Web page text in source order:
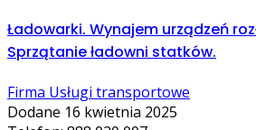
Ładowarki. Wynajem urządzeń
Sprzątanie ładowni statków.
Firma Usługi transportowe
Dodane 16 kwietnia 2025